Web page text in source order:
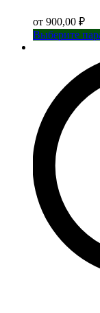
от 900,00 ₽
Выберите